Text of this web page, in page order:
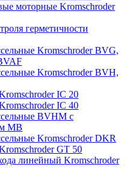
моторные Kromschroder
герметичности
Kromschroder BVG,
Kromschroder BVH,
IC 20
IC 40
BVHM с
МВ
Kromschroder DKR
GT 50
линейный Kromschroder